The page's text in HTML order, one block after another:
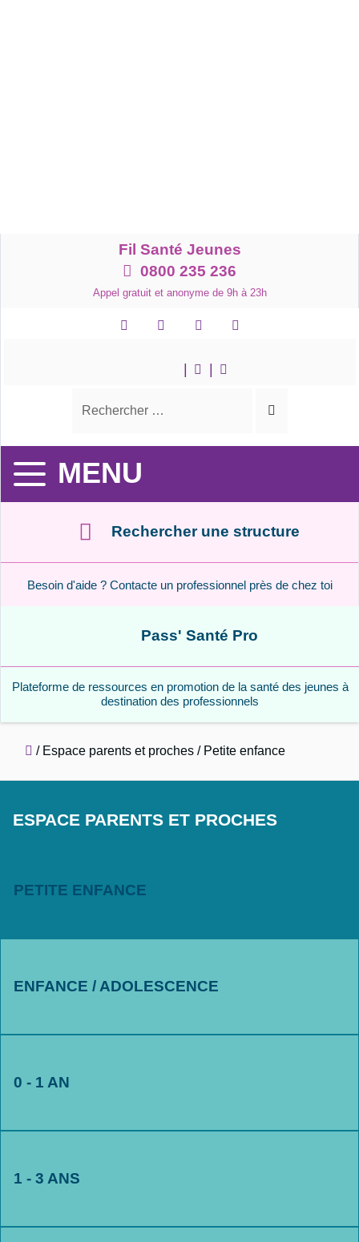
Fil Santé Jeunes
0800 235 236
Appel gratuit et anonyme de 9h à 23h
FacebookInstagramFoire aux questions
|
|
recherche
MENU
Rechercher une structure
Besoin d'aide ? Contacte un professionnel près de chez toi
Pass' Santé Pro
Plateforme de ressources en promotion de la santé des jeunes à
destination des professionnels
Accueil
/ Espace parents et proches / Petite enfance
ESPACE PARENTS ET PROCHES
PETITE ENFANCE
ENFANCE / ADOLESCENCE
0 - 1 AN
1 - 3 ANS